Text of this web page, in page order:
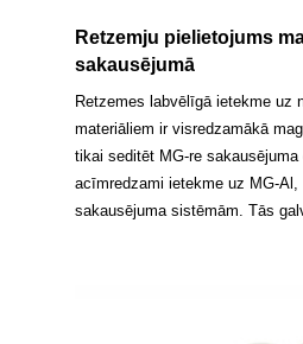
Retzemju pielietojums
sakausējumā
Retzemes labvēlīgā ietekme uz
materiāliem ir visredzamākā
tikai seditēt MG-re
acīmredzami ietekme uz MG-Al,
sakausējuma sistēmām. Tās